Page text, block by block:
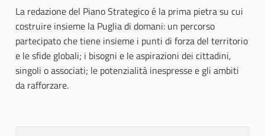
La redazione del Piano Strategico é la prima pietra su cui
costruire insieme la Puglia di domani: un percorso
partecipato che tiene insieme i punti di forza del territorio
e le sfide globali; i bisogni e le aspirazioni dei cittadini,
singoli o associati; le potenzialità inespresse e gli ambiti
da rafforzare.